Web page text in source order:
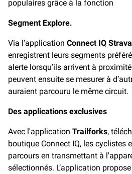
populaires grâce à la fonction
Segment Explore.
Via l’application Connect IQ Strava
enregistrent leurs segments
alerte lorsqu’ils arrivent à proximité
peuvent ensuite se mesurer à
auraient parcouru le même circuit.
Des applications exclusives
Avec l'application Trailforks,
boutique Connect IQ, les cyclistes
parcours en transmettant à
sélectionnés. L’application